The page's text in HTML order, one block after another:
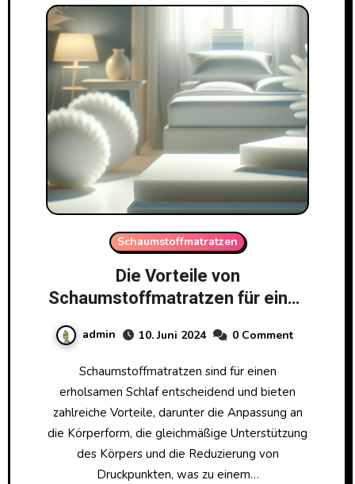
Schaumstoffmatratzen
Die Vorteile von
Schaumstoffmatratzen für einen
admin 10. Juni 2024 0 Comment
Schaumstoffmatratzen sind für einen
erholsamen Schlaf entscheidend und bieten
zahlreiche Vorteile, darunter die Anpassung an
die Körperform, die gleichmäßige Unterstützung
des Körpers und die Reduzierung von
Druckpunkten, was zu einem…